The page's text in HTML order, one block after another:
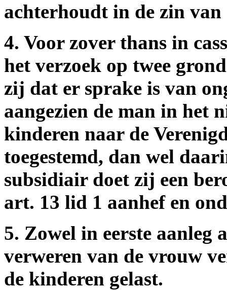
achterhoudt in de zin
4. Voor zover thans in
het verzoek op twee
zij dat er sprake is van
aangezien de man in het
kinderen naar de
toegestemd, dan wel
subsidiair doet zij een
art. 13 lid 1 aanhef en
5. Zowel in eerste aanleg
verweren van de vrouw
de kinderen gelast.